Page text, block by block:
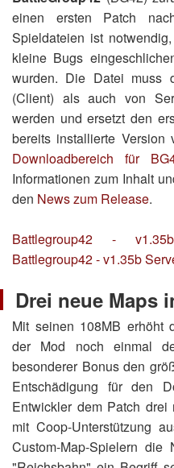
einen ersten Patch
Spieldateien ist
kleine Bugs
wurden. Die Datei muss
(Client) als auch von
werden und ersetzt den
bereits installierte
Downloadbereich für
Informationen zum Inhalt
den News zum Release.
Battlegroup42 -
Battlegroup42 - v1.35b
Drei neue Maps
Mit seinen 108MB erhöht
der Mod noch einmal
besonderer Bonus den
Entschädigung für den
Entwickler dem Patch
mit Coop-Unterstützung
Custom-Map-Spielern